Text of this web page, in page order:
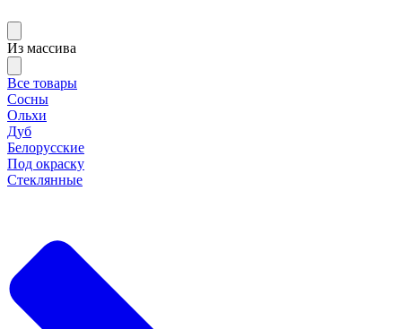
Из массива
Все товары
Сосны
Ольхи
Дуб
Белорусские
Под окраску
Стеклянные